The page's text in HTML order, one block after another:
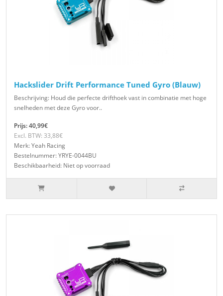
Hackslider Drift Performance Tuned Gyro (Blauw)
Beschrijving: Houd die perfecte drifthoek vast in combinatie met hoge
snelheden met deze Gyro voor..
Prijs: 40,99€
Excl. BTW: 33,88€
Merk: Yeah Racing
Bestelnummer: YRYE-0044BU
Beschikbaarheid: Niet op voorraad